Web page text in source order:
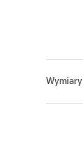
Wymiary